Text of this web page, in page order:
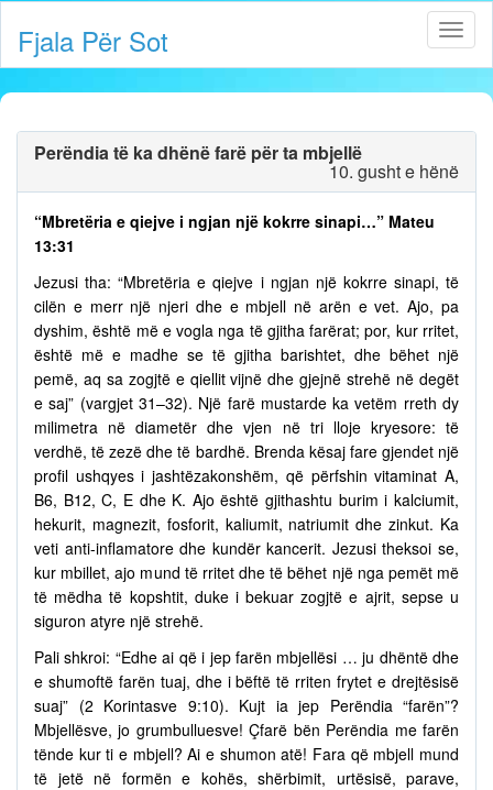
Fjala Për Sot
Perëndia të ka dhënë farë për ta mbjellë
10. gusht e hënë
“Mbretëria e qiejve i ngjan një kokrre sinapi…” Mateu
13:31
Jezusi tha: “Mbretëria e qiejve i ngjan një kokrre sinapi, të
cilën e merr një njeri dhe e mbjell në arën e vet. Ajo, pa
dyshim, është më e vogla nga të gjitha farërat; por, kur rritet,
është më e madhe se të gjitha barishtet, dhe bëhet një
pemë, aq sa zogjtë e qiellit vijnë dhe gjejnë strehë në degët
e saj” (vargjet 31–32). Një farë mustarde ka vetëm rreth dy
milimetra në diametër dhe vjen në tri lloje kryesore: të
verdhë, të zezë dhe të bardhë. Brenda kësaj fare gjendet një
profil ushqyes i jashtëzakonshëm, që përfshin vitaminat A,
B6, B12, C, E dhe K. Ajo është gjithashtu burim i kalciumit,
hekurit, magnezit, fosforit, kaliumit, natriumit dhe zinkut. Ka
veti anti-inflamatore dhe kundër kancerit. Jezusi theksoi se,
kur mbillet, ajo mund të rritet dhe të bëhet një nga pemët më
të mëdha të kopshtit, duke i bekuar zogjtë e ajrit, sepse u
siguron atyre një strehë.
Pali shkroi: “Edhe ai që i jep farën mbjellësi … ju dhëntë dhe
e shumoftë farën tuaj, dhe i bëftë të rriten frytet e drejtësisë
suaj” (2 Korintasve 9:10). Kujt ia jep Perëndia “farën”?
Mbjellësve, jo grumbulluesve! Çfarë bën Perëndia me farën
tënde kur ti e mbjell? Ai e shumon atë! Fara që mbjell mund
të jetë në formën e kohës, shërbimit, urtësisë, parave,